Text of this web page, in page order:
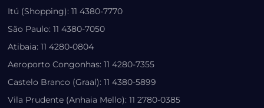
Itú (Shopping): 11 4380-7770
São Paulo: 11 4380-7050
Atibaia: 11 4280-0804
Aeroporto Congonhas: 11 4280-7355
Castelo Branco (Graal): 11 4380-5899
Vila Prudente (Anhaia Mello): 11 2780-0385